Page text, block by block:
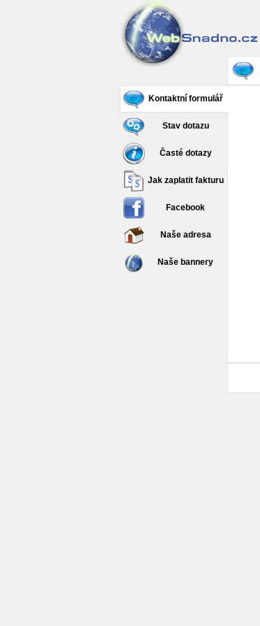
Kontaktní formulář
Stav dotazu
Časté dotazy
Jak zaplatit fakturu
Facebook
Naše adresa
Naše bannery